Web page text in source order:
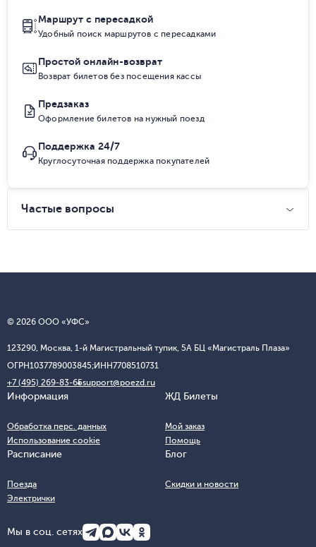
Маршрут с пересадкой
Удобный поиск маршрутов с пересадками
Простой онлайн-возврат
Возврат билетов без посещения кассы
Предзаказ
Оформление билетов на нужный поезд
Поддержка 24/7
Круглосуточная поддержка покупателей
Частые вопросы
© 2026 ООО «УФС»
123290, Москва, 1-й Магистральный тупик, 5А БЦ «Магистраль Плаза»
ОГРН1037789003845;ИНН7708510731
+7 (495) 269-83-65support@poezd.ru
Информация
Обработка перс. данных
Использование cookie
ЖД Билеты
Мой заказ
Помощь
Расписание
Поезда
Электрички
Блог
Скидки и новости
Мы в соц. сетях